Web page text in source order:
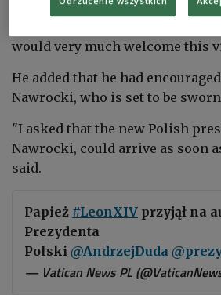
"I invited the Holy Father to
would very much welcome this
He added that he had
Nawrocki, who is set to be
"I asked that the new Polish
Nawrocki, could arrive as soon
said.
Papież #LeonXIV przyjął na
Prezydenta
Polski @AndrzejDuda
— Vatican News PL